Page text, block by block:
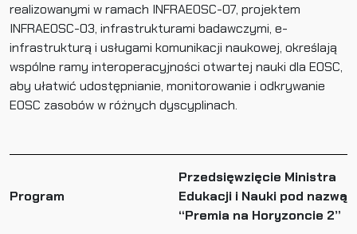
realizowanymi w ramach INFRAEOSC-07, projektem
INFRAEOSC-03, infrastrukturami badawczymi, e-
infrastrukturą i usługami komunikacji naukowej, określają
wspólne ramy interoperacyjności otwartej nauki dla EOSC,
aby ułatwić udostępnianie, monitorowanie i odkrywanie
EOSC zasobów w różnych dyscyplinach.
Program
Przedsięwzięcie Ministra
Edukacji i Nauki pod nazwą
“Premia na Horyzoncie 2”